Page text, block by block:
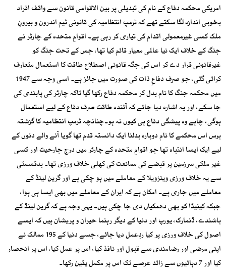
امریکی محکمہ دفاع کے نام کی تبدیلی پر بین الاقوامی قانون سے واقف افراد
بخوبی اندازہ لگا سکتے تھے کہ ٹرمپ انتظامیہ کی قانونی ٹیم اندرون و بیرونِ
ملک کسی غیرمعمولی اقدام کی تیاری کر رہی ہے۔ اقوامِ متحدہ کے چارٹر نے
جنگ کے خلاف ایک نیا عالمی معیار قائم کیا تھا، جس کے تحت جنگ کو
غیرقانونی قرار دے کر اس کی جگہ قانونی اصطلاح طاقت کا استعمال متعارف
کرائی گئی، جو صرف دفاعِ ذات کی صورت میں جائز ہے۔ اسی وجہ سے 1947
میں محکمہ جنگ کا نام بدل کر محکمہ دفاع رکھا گیا تاکہ چارٹر کی پابندی کی
جا سکے، اور یہ اشارہ دیا جائے کہ آئندہ طاقت صرف دفاع کے لیے استعمال
ہوگی، چاہے وہ پیشگی دفاع ہی کیوں نہ ہو۔چنانچہ ٹرمپ انتظامیہ کا گزشتہ
برس اس محکمے کا نام دوبارہ بدلنا ایک دانستہ قدم تھا گویا آنے والے دنوں کے
لیے ایک ایسا انتباہ تھا جو اقوامِ متحدہ کے چارٹر میں درج جارحیت اور کسی
غیر ملکی سرزمین پر قبضے کی ممانعت کی کھلی خلاف ورزی تھا۔ بدقسمتی
سے یہ خلاف ورزی وینزویلا کے معاملے میں ہو چکی ہے اور گرین لینڈ کے
معاملے میں جاری ہے۔ امکان ہے کہ ایران کے معاملے میں بھی ایسا ہی ہوا،
جبکہ کینیڈا کو بھی دھمکیاں دی جا چکی ہیں۔ یہی وجہ ہے کہ گرین لینڈ کے
باشندے، ڈنمارک، یورپ اور دنیا کے دیگر رہنما حیران و پریشان ہیں کہ ایسے
اصول کی خلاف ورزی پر کیا ردِعمل دیا جائے، جسے دنیا کے 195 ممالک نے
اپنی مرضی اور رضامندی سے قبول اور نافذ کیا، اس پر عمل کیا، اس پر انحصار
کیا اور 7 دہائیوں سے زائد عرصے تک اس پر مکمل یقین رکھا۔